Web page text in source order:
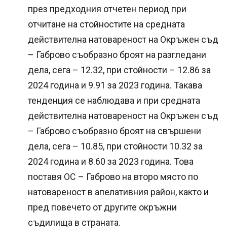
през предходния отчетен период при
отчитане на стойностите на средната
действителна натовареност на Окръжен съд
– Габрово съобразно броят на разгледани
дела, сега – 12.32, при стойности – 12.86 за
2024 година и 9.91 за 2023 година. Такава
тенденция се наблюдава и при средната
действителна натовареност на Окръжен съд
– Габрово съобразно броят на свършени
дела, сега – 10.85, при стойности 10.32 за
2024 година и 8.60 за 2023 година. Това
поставя ОС – Габрово на второ място по
натовареност в апелативния район, както и
пред повечето от другите окръжни
съдилища в страната.